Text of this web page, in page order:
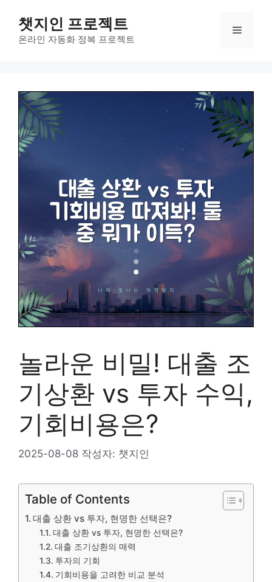
챗지인 프로젝트
온라인 자동화 정복 프로젝트
메
놀라운 비밀! 대출 조
기상환 vs 투자 수익,
기회비용은?
2025-08-08 작성자: 챗지인
Table of Contents
대출 상환 vs 투자, 현명한 선택은?
대출 상환 vs 투자, 현명한 선택은?
대출 조기상환의 매력
투자의 기회
기회비용을 고려한 비교 분석